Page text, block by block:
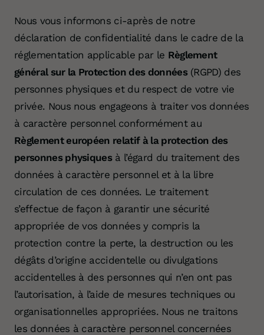
Nous vous informons ci-après de notre
déclaration de confidentialité dans le cadre de la
réglementation applicable par le Règlement
général sur la Protection des données(RGPD) des
personnes physiques et du respect de votre vie
privée. Nous nous engageons à traiter vos données
à caractère personnel conformément au
Règlement européen relatif à la protection des
personnes physiquesà l’égard du traitement des
données à caractère personnel et à la libre
circulation de ces données. Le traitement
s’effectue de façon à garantir une sécurité
appropriée de vos données y compris la
protection contre la perte, la destruction ou les
dégâts d’origine accidentelle ou divulgations
accidentelles à des personnes qui n’en ont pas
l’autorisation, à l’aide de mesures techniques ou
organisationnelles appropriées. Nous ne traitons
les données à caractère personnel concernées